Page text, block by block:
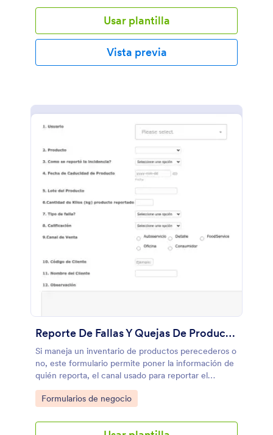
Usar plantilla
Vista previa
Reporte De Fallas Y Quejas De Productos En Inventario
Si maneja un inventario de productos perecederos o
no, este formulario permite poner la información de
quién reporta, el canal usado para reportar el
incidente y demás detalles como caducidad, peso y
tipos de fallas.
Go to Category:
Formularios de negocio